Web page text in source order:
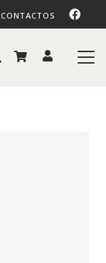
CONTACTOS